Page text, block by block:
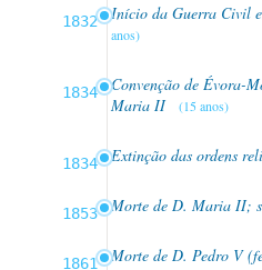
1832 Início da Guerra Civil
anos)
1834
Convenção de Évora-
Maria II
(15 anos)
1834 Extinção das ordens
1853 Morte de D. Maria II;
1861 Morte de D. Pedro V